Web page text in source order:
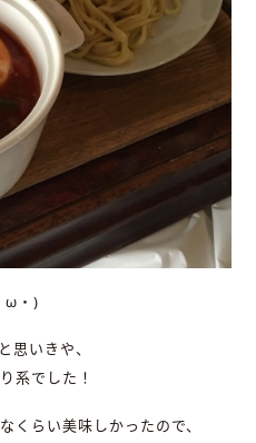
ω・)
思いきや、
系でした！
くらい美味しかったので、